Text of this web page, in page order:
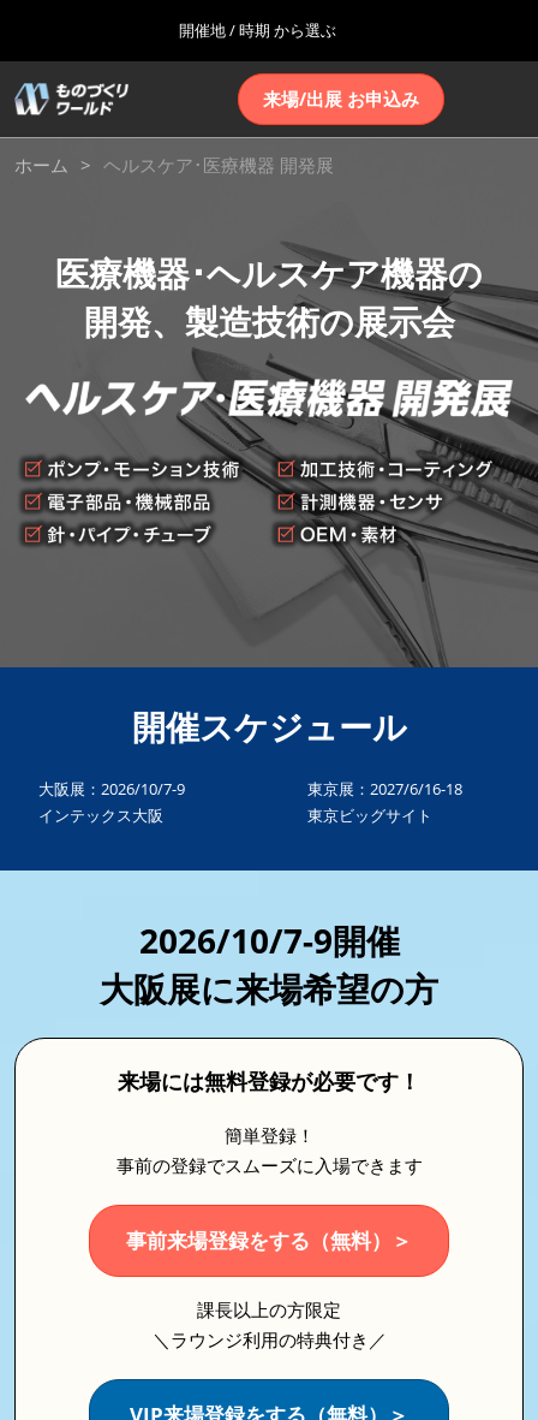
プ
し
て
to
close
the
menu.
開催地 / 時期 から選ぶ
2026年10月07日
インテックス大阪 | INTEX Osaka
ポートメッセなごや | Port Messe Nagoya
東京展(7月)
2027年06月16日
東京ビッグサイト | Tokyo Big Sight
大阪展(10月)
2026年10月07日
インテックス大阪 | INTEX Osaka
福岡展(12月)
マリンメッセ福岡｜MARIN MESSE Fukuoka
グ
ロ
ー
バ
ル
ー
シ
ョ
ン
を
折
り
た
た
む
来場/出展 お申込み
シ
ョ
ン
開
く
ホーム ヘルスケア･医療機器 開発展
ヘ
ル
ス
ケ
ア･
療
器
開
展
医療機器･ヘルスケア機器の
開発、製造技術の展示会
開催スケジュール
大阪展：2026/10/7-9
インテックス大阪
東京展：2027/6/16-18
東京ビッグサイト
2026/10/7-9開催
大阪展に来場希望の方
来場には無料登録が必要です！
簡単登録！
事前の登録でスムーズに入場できます
事前来場登録をする（無料）＞
課長以上の方限定
＼ラウンジ利用の特典付き／